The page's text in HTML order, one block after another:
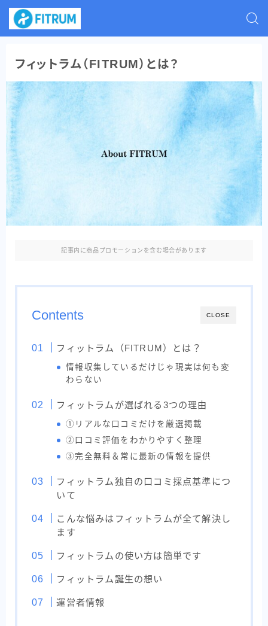
フィットラム（FITRUM）とは？
記事内に商品プロモーションを含む場合があります
CLOSE
Contents
フィットラム（FITRUM）とは？
情報収集しているだけじゃ現実は何も変
わらない
フィットラムが選ばれる3つの理由
①リアルな口コミだけを厳選掲載
②口コミ評価をわかりやすく整理
③完全無料＆常に最新の情報を提供
フィットラム独自の口コミ採点基準につ
いて
こんな悩みはフィットラムが全て解決し
ます
フィットラムの使い方は簡単です
フィットラム誕生の想い
運営者情報